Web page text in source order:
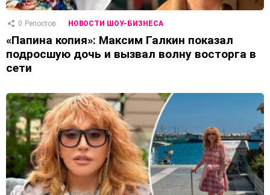
0 Репостов НОВОСТИ ШОУ-БИЗНЕСА
«Папина копия»: Максим Галкин показал
подросшую дочь и вызвал волну восторга в
сети